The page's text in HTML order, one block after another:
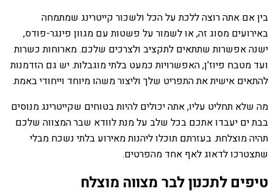
בין אם אתה רוצה ללכת על הכל ולשכור קייטרינג שמתמחה
באירועים מסוג זה, או לשמור על פשטות עם מגוון פינגר-פודס,
ישנה אפשרות שתתאים לתקציב ולצרכים שלכם. מארוחות כשרות
ועד מטבח פיוז'ן, האפשרויות כמעט בלתי מוגבלות. יש גם הזדמנות
להתאים אישית את התפריט שלך וליצור משהו מיוחד וייחודי באמת.
מה שלא תחליט עליו, אתה יכולים להיות בטוחים שקייטרינג מנוסים
בבת ים יעבדו אתכם בכל שלב על מנת לוודא שבר המצווה שלכם
תהיה מוצלחת. בעזרתם תוכלו ליהנות מאירוע בלתי נשכח מבלי
שתצטרכו לדאוג לאף אחד מהפרטים.
טיפים לתכנון לבר מצווה מוצלח